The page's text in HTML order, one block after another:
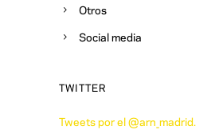
Otros
Social media
TWITTER
Tweets por el @arn_madrid.